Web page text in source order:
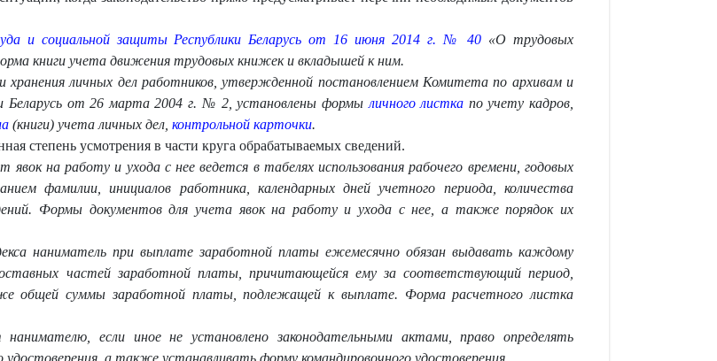
и социальной защиты Республики Беларусь от 16 июня 2014 г. № 40 «О трудовых
книги учета движения трудовых книжек и вкладышей к ним.
хранения личных дел работников, утвержденной постановлением Комитета по архивам и
Беларусь от 26 марта 2004 г. № 2, установлены формы личного листка по учету кадров,
(книги) учета личных дел, контрольной карточки.
степень усмотрения в части круга обрабатываемых сведений.
явок на работу и ухода с нее ведется в табелях использования рабочего времени, годовых
фамилии, инициалов работника, календарных дней учетного периода, количества
Формы документов для учета явок на работу и ухода с нее, а также порядок их
наниматель при выплате заработной платы ежемесячно обязан выдавать каждому
частей заработной платы, причитающейся ему за соответствующий период,
общей суммы заработной платы, подлежащей к выплате. Форма расчетного листка
нанимателю, если иное не установлено законодательными актами, право определять
а также устанавливать форму командировочного удостоверения.